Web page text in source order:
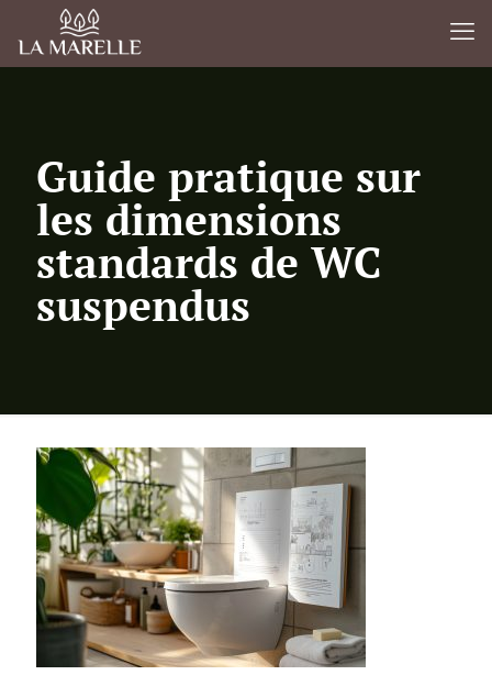
Guide pratique sur
les dimensions
standards de WC
suspendus